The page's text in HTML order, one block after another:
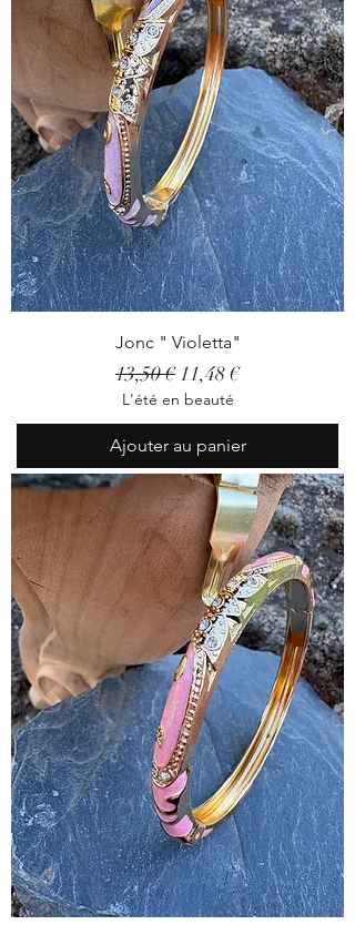
Jonc " Violetta"
Prix original
13,50 € Prix promotionnel
11,48 €
L'été en beauté
Ajouter au panier